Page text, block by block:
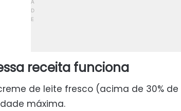
receita funciona
de leite fresco (acima de 30%
máxima.